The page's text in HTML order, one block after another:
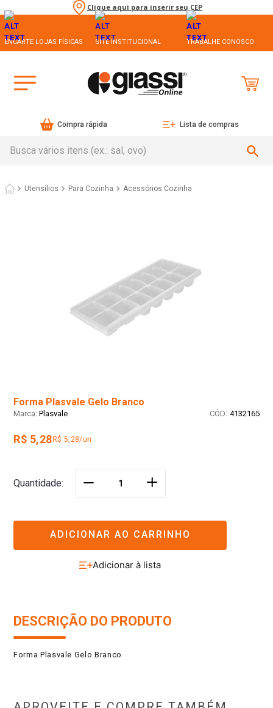
Clique aqui para inserir seu CEP
ENCARTE LOJAS FÍSICAS SITE INSTITUCIONAL TRABALHE CONOSCO
Compra rápida Lista de compras
Utensílios Para Cozinha Acessórios Cozinha
Forma Plasvale Gelo Branco
Plasvale : 4132165
R$ 5,28 R$ 5,28/un
Quantidade ＋
ADICIONAR AO CARRINHO
DESCRIÇÃO DO PRODUTO
Forma Plasvale Gelo Branco